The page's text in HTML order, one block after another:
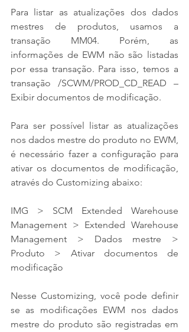
Para listar as atualizações dos dados
mestres de produtos, usamos a
transação MM04. Porém, as
informações de EWM não são listadas
por essa transação. Para isso, temos a
transação /SCWM/PROD_CD_READ –
Exibir documentos de modificação.
Para ser possível listar as atualizações
nos dados mestre do produto no EWM,
é necessário fazer a configuração para
ativar os documentos de modificação,
através do Customizing abaixo:
IMG > SCM Extended Warehouse
Management > Extended Warehouse
Management > Dados mestre >
Produto > Ativar documentos de
modificação
Nesse Customizing, você pode definir
se as modificações EWM nos dados
mestre do produto são registradas em